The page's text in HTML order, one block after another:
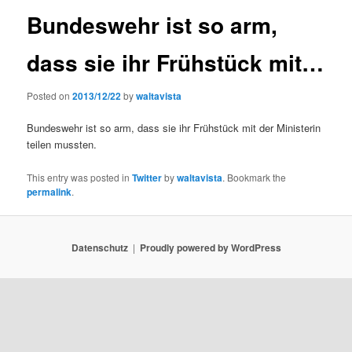
Bundeswehr ist so arm,
dass sie ihr Frühstück mit…
Posted on2013/12/22bywaltavista
Bundeswehr ist so arm, dass sie ihr Frühstück mit der Ministerin
teilen mussten.
This entry was posted inTwitterbywaltavista. Bookmark the
permalink.
Datenschutz Proudly powered by WordPress